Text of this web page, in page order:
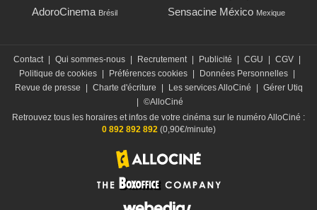
AdoroCinema Brésil Sensacine México Mexique
Contact | Qui sommes-nous | Recrutement | Publicité | CGU | CGV |
Politique de cookies | Préférences cookies | Données Personnelles |
Revue de presse
| Charte d'écriture | Les services AlloCiné | Gérer Utiq
| ©AlloCiné
Retrouvez tous les horaires et infos de votre cinéma sur le numéro AlloCiné :
0 892 892 892 (0,90€/minute)